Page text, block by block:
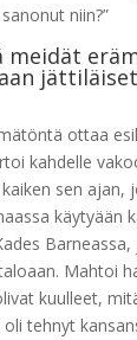
niin?”
meidät
ottaa
kahdelle
sen ajan,
käytyään
Mahtoi
kuulleet,
oli tehnyt